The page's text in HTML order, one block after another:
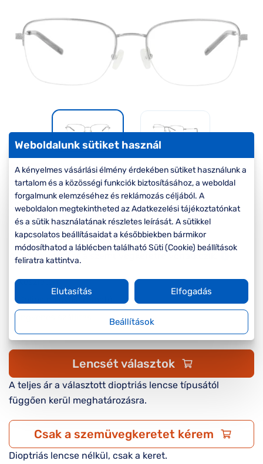
szemüvegekre
Seen Belépőár
-30%
Korábbi ár: 33.000 Ft
Akciós ár: 23.100 Ft
A feltűntetett ár a szemüvegkeretre vonatkozik.
Készleten
Lencsét választok
A teljes ár a választott dioptriás lencse típusától
függően kerül meghatározásra.
Csak a szemüvegkeretet kérem
Dioptriás lencse nélkül, csak a keret.
Weboldalunk sütiket használ
A kényelmes vásárlási élmény érdekében sütiket használunk a
tartalom és a közösségi funkciók biztosításához, a weboldal
forgalmunk elemzéséhez és reklámozás céljából. A
weboldalon megtekintheted az Adatkezelési tájékoztatónkat
és a sütik használatának részletes leírását. A sütikkel
kapcsolatos beállításaidat a későbbiekben bármikor
módosíthatod a láblécben található Süti (Cookie) beállítások
feliratra kattintva.
Beállítások
Elutasítás Elfogadás